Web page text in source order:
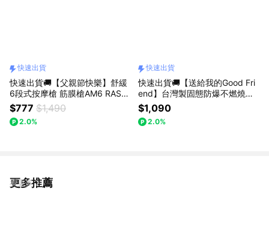
快速出貨
快速出貨🚚【父親節快樂】舒緩
6段式按摩槍 筋膜槍AM6 RAST
O
$777 $1,490
2.0%
快速出貨
快速出貨🚚【送給我的Good Fri
end】台灣製固態防爆不燃燒自
帶線磁吸 5000mAh行動電源RB
71 RASTO
$1,090
2.0%
更多推薦
看更多